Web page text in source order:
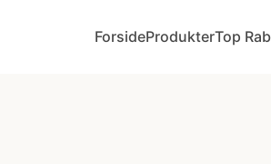
ForsideProdukterTop